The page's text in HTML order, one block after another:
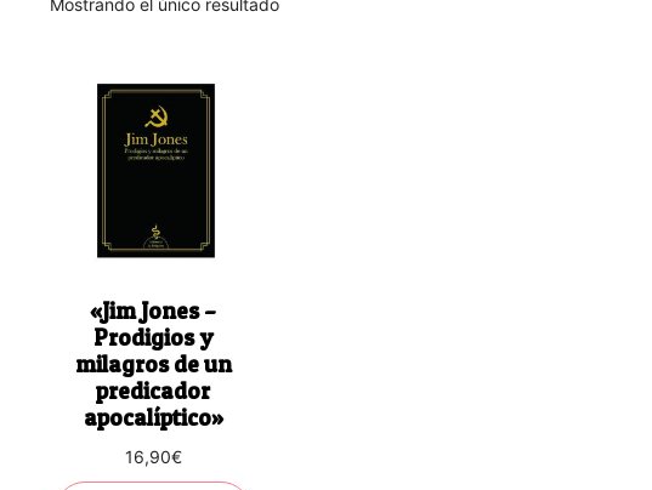
Mostrando el único resultado
«Jim Jones –
Prodigios y
milagros de un
predicador
apocalíptico»
16,90€